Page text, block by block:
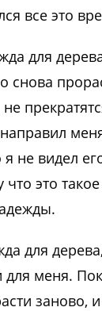
все это
для
снова
не видел
это
для
для меня.
заново,